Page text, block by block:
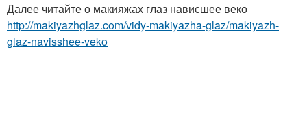
Далее читайте о макияжах глаз нависшее веко
http://makiyazhglaz.com/vidy-makiyazha-glaz/makiyazh-
glaz-navisshee-veko